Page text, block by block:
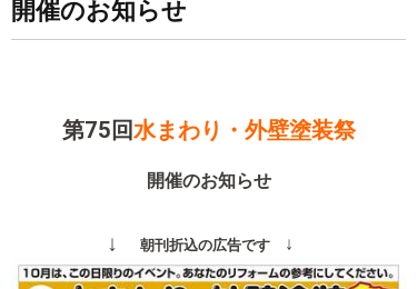
開催のお知らせ
第75回水まわり・外壁塗装祭
開催のお知らせ
↓ 朝刊折込の広告です ↓